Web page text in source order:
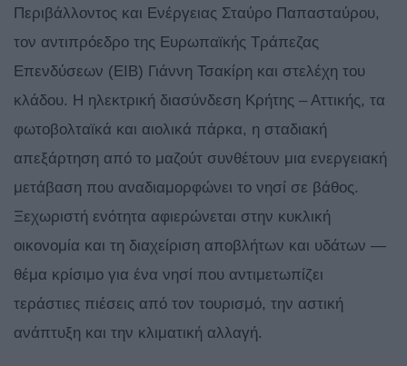
Περιβάλλοντος και Ενέργειας Σταύρο Παπασταύρου,
τον αντιπρόεδρο της Ευρωπαϊκής Τράπεζας
Επενδύσεων (EIB) Γιάννη Τσακίρη και στελέχη του
κλάδου. Η ηλεκτρική διασύνδεση Κρήτης – Αττικής, τα
φωτοβολταϊκά και αιολικά πάρκα, η σταδιακή
απεξάρτηση από το μαζούτ συνθέτουν μια ενεργειακή
μετάβαση που αναδιαμορφώνει το νησί σε βάθος.
Ξεχωριστή ενότητα αφιερώνεται στην κυκλική
οικονομία και τη διαχείριση αποβλήτων και υδάτων —
θέμα κρίσιμο για ένα νησί που αντιμετωπίζει
τεράστιες πιέσεις από τον τουρισμό, την αστική
ανάπτυξη και την κλιματική αλλαγή.